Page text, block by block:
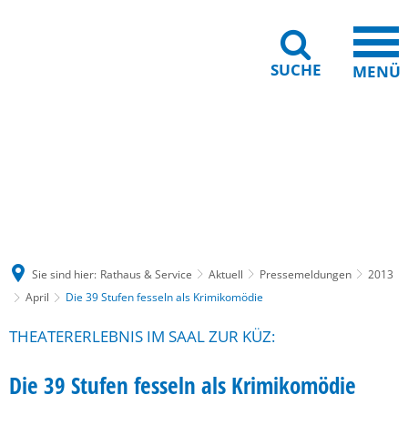
SUCHE MENÜ
Sie sind hier: Rathaus & Service Aktuell Pressemeldungen
2013
April
Die 39 Stufen fesseln als Krimikomödie
THEATERERLEBNIS IM SAAL ZUR KÜZ:
Die 39 Stufen fesseln als Krimikomödie